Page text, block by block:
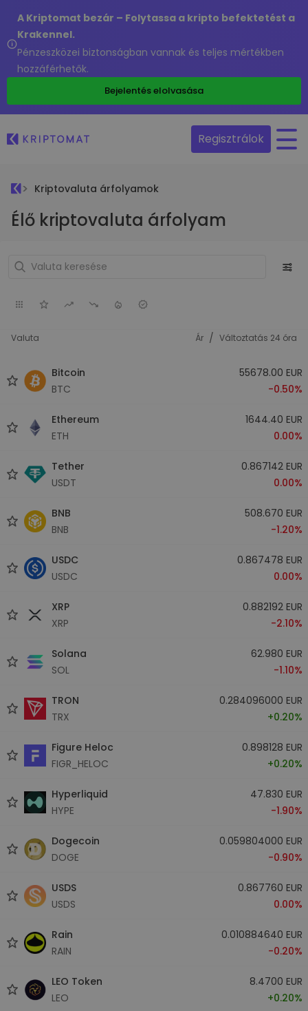
A Kriptomat bezár – Folytassa a kripto befektetést a
Krakennel.
Pénzeszközei biztonságban vannak és teljes mértékben
hozzáférhetők.
Bejelentés elolvasása
Regisztrálok
Kriptovaluta árfolyamok
Élő kriptovaluta árfolyam
Valuta Ár / Változtatás 24 óra
Bitcoin
BTC
55678.00 EUR
-0.50%
Ethereum
ETH
1644.40 EUR
0.00%
Tether
USDT
0.867142 EUR
0.00%
BNB
BNB
508.670 EUR
-1.20%
USDC
USDC
0.867478 EUR
0.00%
XRP
XRP
0.882192 EUR
-2.10%
Solana
SOL
62.980 EUR
-1.10%
TRON
TRX
0.284096000 EUR
+0.20%
Figure Heloc
FIGR_HELOC
0.898128 EUR
+0.20%
Hyperliquid
HYPE
47.830 EUR
-1.90%
Dogecoin
DOGE
0.059804000 EUR
-0.90%
USDS
USDS
0.867760 EUR
0.00%
Rain
RAIN
0.010884640 EUR
-0.20%
LEO Token
LEO
8.4700 EUR
+0.20%